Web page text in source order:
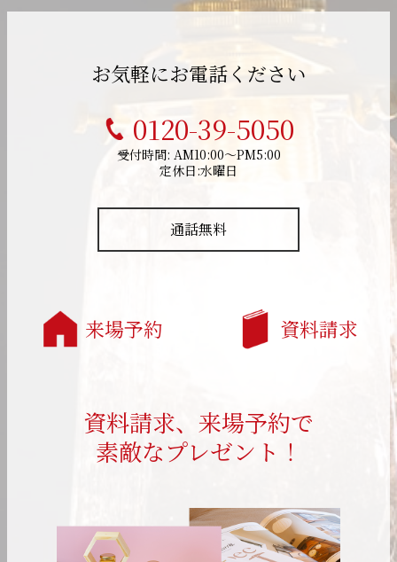
お気軽にお電話ください
0120-39-5050
受付時間: AM10:00～PM5:00
定休日:水曜日
通話無料
来場予約 資料請求
資料請求、来場予約で
素敵なプレゼント！